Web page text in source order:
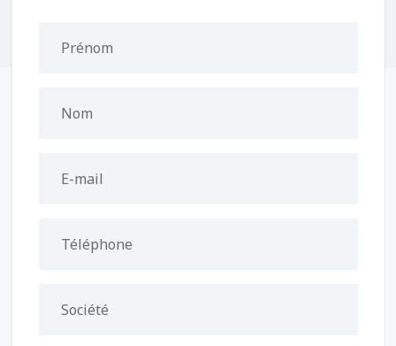
Prénom
Nom
E-mail
Téléphone
Société